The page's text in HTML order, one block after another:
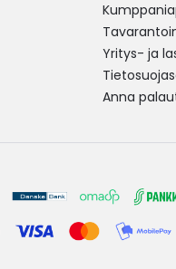
Yritys- ja
Anna